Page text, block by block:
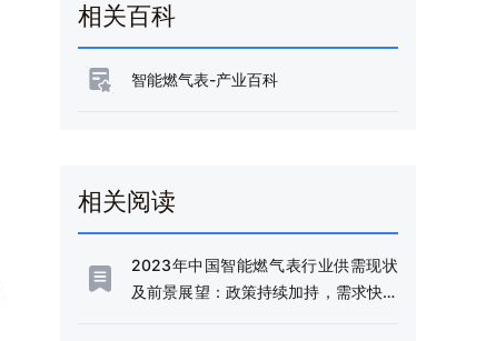
相关百科
智能燃气表-产业百科
相关阅读
2023年中国智能燃气表行业供需现状
及前景展望：政策持续加持，需求快速